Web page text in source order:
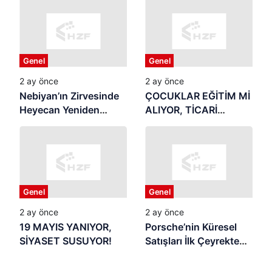
Genel
2 ay önce
Nebiyan’ın Zirvesinde
Heyecan Yeniden
Başlıyor
Genel
2 ay önce
ÇOCUKLAR EĞİTİM Mİ
ALIYOR, TİCARİ
REKLAMIN
OLUYOR? Yaz Tatili
Başladı: Samsun’da
Veliler Endişeli,
Denetim Nerede?
Genel
2 ay önce
19 MAYIS YANIYOR,
SİYASET SUSUYOR!
Genel
2 ay önce
Porsche’nin Küresel
Satışları İlk Çeyrekte